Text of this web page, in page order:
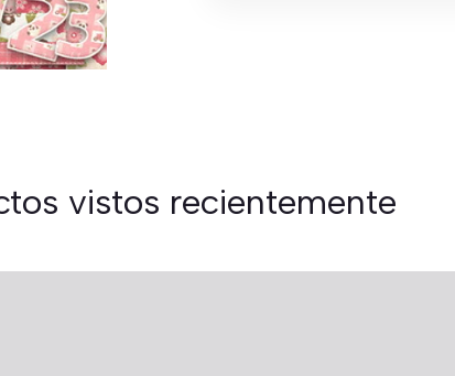
vistos recientemente